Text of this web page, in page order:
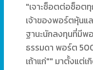
"เจาะช็อตต่อช็อต
เจ้าของพอร์ตหุ้นแ
ฐานะนักลงทุนที่มีพ
ธรรมดา พอร์ต
เถ้าแก่"" มาตั้งแต่